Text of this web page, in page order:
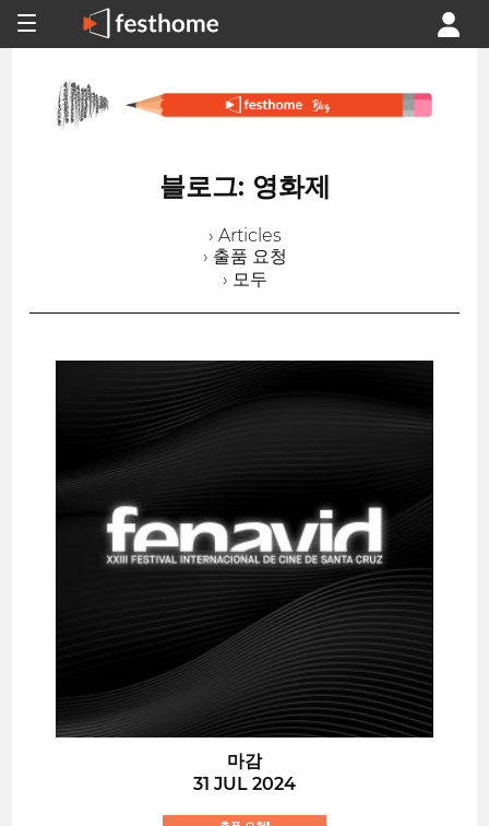
블로그: 영화제
› Articles
› 출품 요청
› 모두
마감
31 JUL 2024